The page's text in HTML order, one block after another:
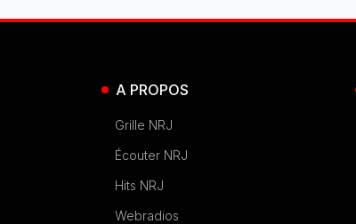
A PROPOS
Grille NRJ
Écouter NRJ
Hits NRJ
Webradios